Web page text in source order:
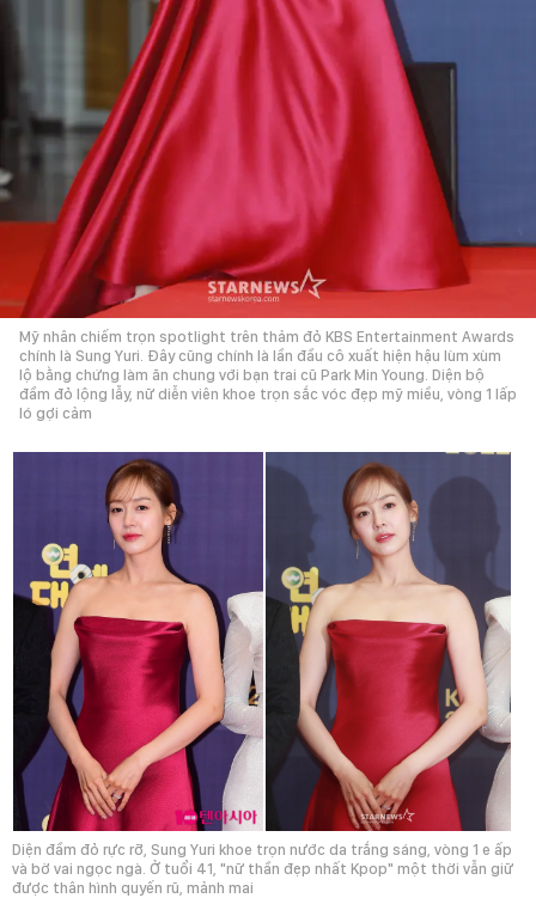
Mỹ nhân chiếm trọn spotlight trên thảm đỏ KBS Entertainment Awards
chính là Sung Yuri. Đây cũng chính là lần đầu cô xuất hiện hậu lùm xùm
lộ bằng chứng làm ăn chung với bạn trai cũ Park Min Young. Diện bộ
đầm đỏ lộng lẫy, nữ diễn viên khoe trọn sắc vóc đẹp mỹ miều, vòng 1 lấp
ló gợi cảm
Diện đầm đỏ rực rỡ, Sung Yuri khoe trọn nước da trắng sáng, vòng 1 e ấp
và bờ vai ngọc ngà. Ở tuổi 41, "nữ thần đẹp nhất Kpop" một thời vẫn giữ
được thân hình quyến rũ, mảnh mai